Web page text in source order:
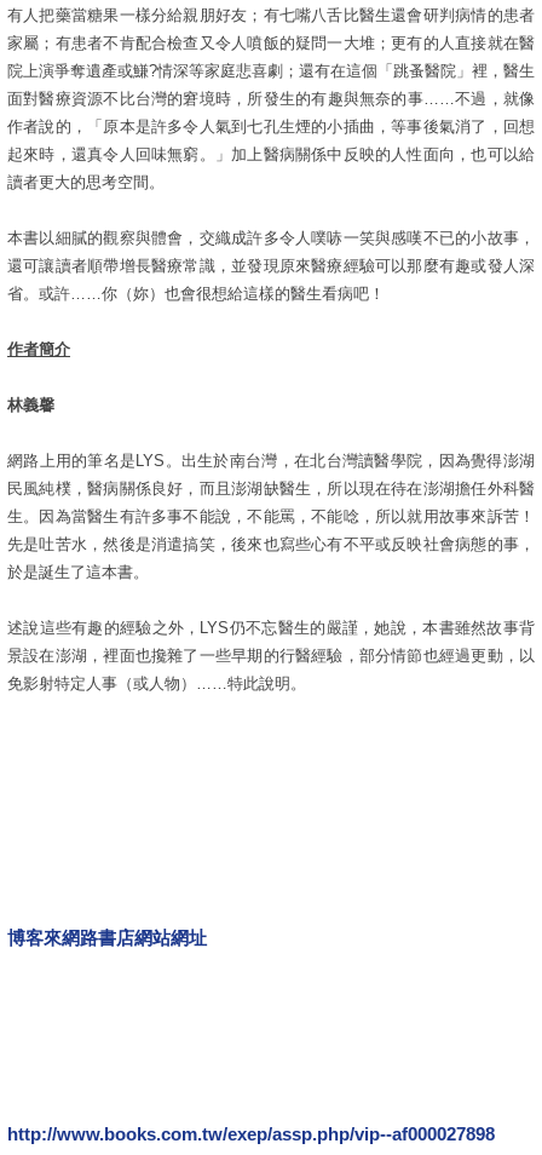
有人把藥當糖果一樣分給親朋好友；有七嘴八舌比醫生還會研判病情的患者
家屬；有患者不肯配合檢查又令人噴飯的疑問一大堆；更有的人直接就在醫
院上演爭奪遺產或鰜?情深等家庭悲喜劇；還有在這個「跳蚤醫院」裡，醫生
面對醫療資源不比台灣的窘境時，所發生的有趣與無奈的事……不過，就像
作者說的，「原本是許多令人氣到七孔生煙的小插曲，等事後氣消了，回想
起來時，還真令人回味無窮。」加上醫病關係中反映的人性面向，也可以給
讀者更大的思考空間。
本書以細膩的觀察與體會，交織成許多令人噗哧一笑與感嘆不已的小故事，
還可讓讀者順帶增長醫療常識，並發現原來醫療經驗可以那麼有趣或發人深
省。或許……你（妳）也會很想給這樣的醫生看病吧！
作者簡介
林義馨
網路上用的筆名是LYS。出生於南台灣，在北台灣讀醫學院，因為覺得澎湖
民風純樸，醫病關係良好，而且澎湖缺醫生，所以現在待在澎湖擔任外科醫
生。因為當醫生有許多事不能說，不能罵，不能唸，所以就用故事來訴苦！
先是吐苦水，然後是消遣搞笑，後來也寫些心有不平或反映社會病態的事，
於是誕生了這本書。
述說這些有趣的經驗之外，LYS仍不忘醫生的嚴謹，她說，本書雖然故事背
景設在澎湖，裡面也攙雜了一些早期的行醫經驗，部分情節也經過更動，以
免影射特定人事（或人物）……特此說明。
博客來網路書店網站網址
http://www.books.com.tw/exep/assp.php/vip--af000027898